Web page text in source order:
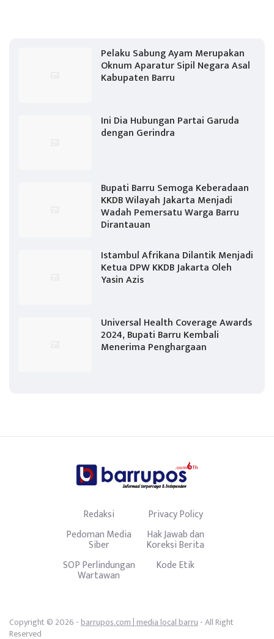
Pelaku Sabung Ayam Merupakan
Oknum Aparatur Sipil Negara Asal
Kabupaten Barru
Ini Dia Hubungan Partai Garuda
dengan Gerindra
Bupati Barru Semoga Keberadaan
KKDB Wilayah Jakarta Menjadi
Wadah Pemersatu Warga Barru
Dirantauan
Istambul Afrikana Dilantik Menjadi
Ketua DPW KKDB Jakarta Oleh
Yasin Azis
Universal Health Coverage Awards
2024, Bupati Barru Kembali
Menerima Penghargaan
Redaksi
Privacy Policy
Pedoman Media
Siber
Hak Jawab dan
Koreksi Berita
SOP Perlindungan
Wartawan
Kode Etik
Copyright © 2026 -barrupos.com | media local barru- All Right
Reserved